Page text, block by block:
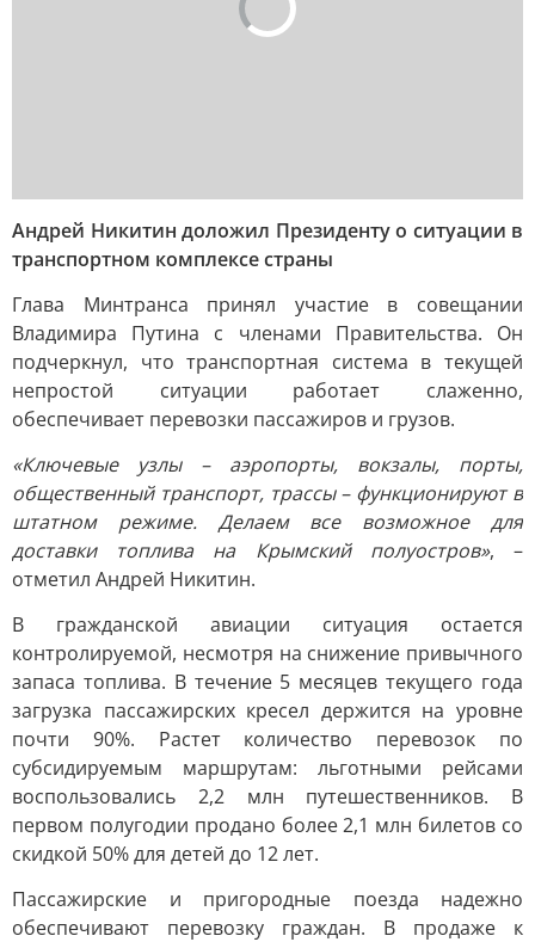
Андрей Никитин доложил Президенту о ситуации в
транспортном комплексе страны
Глава Минтранса принял участие в совещании
Владимира Путина с членами Правительства. Он
подчеркнул, что транспортная система в текущей
непростой ситуации работает слаженно,
обеспечивает перевозки пассажиров и грузов.
«Ключевые узлы – аэропорты, вокзалы, порты,
общественный транспорт, трассы – функционируют в
штатном режиме. Делаем все возможное для
доставки топлива на Крымский полуостров», –
отметил Андрей Никитин.
В гражданской авиации ситуация остается
контролируемой, несмотря на снижение привычного
запаса топлива. В течение 5 месяцев текущего года
загрузка пассажирских кресел держится на уровне
почти 90%. Растет количество перевозок по
субсидируемым маршрутам: льготными рейсами
воспользовались 2,2 млн путешественников. В
первом полугодии продано более 2,1 млн билетов со
скидкой 50% для детей до 12 лет.
Пассажирские и пригородные поезда надежно
обеспечивают перевозку граждан. В продаже к